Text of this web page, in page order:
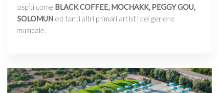
ospiti come BLACK COFFEE, MOCHAKK, PEGGY GOU,
SOLOMUN ed tanti altri primari artisti del genere
musicale.